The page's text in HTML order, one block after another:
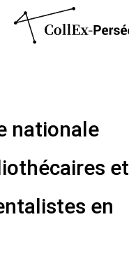
nationale
et
en